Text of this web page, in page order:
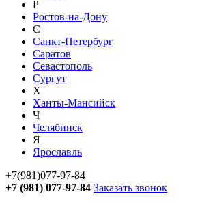
Р
Ростов-на-Дону
С
Санкт-Петербург
Саратов
Севастополь
Сургут
Х
Ханты-Мансийск
Ч
Челябинск
Я
Ярославль
+7(981)077-97-84
+7 (981) 077-97-84 Заказать звонок